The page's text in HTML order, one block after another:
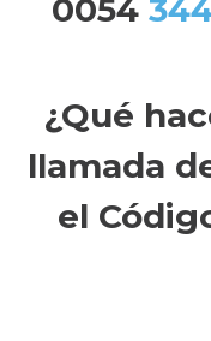
0054
¿Qué
llamada
el